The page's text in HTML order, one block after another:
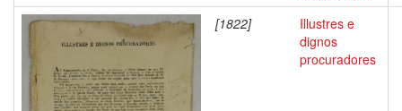
[1822]
Illustres e
dignos
procuradores